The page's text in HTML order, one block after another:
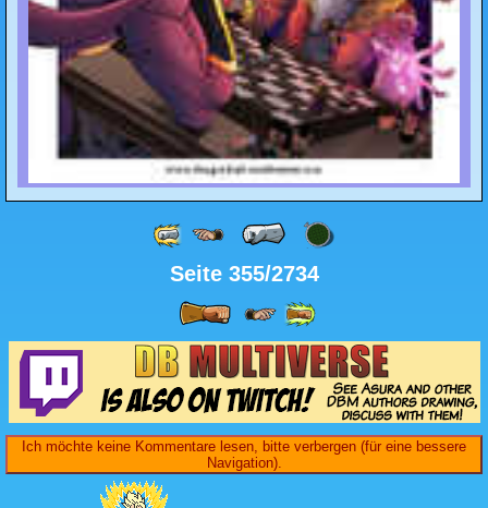
Seite 355/2734
Ich möchte keine Kommentare lesen, bitte verbergen (für eine bessere
Navigation).